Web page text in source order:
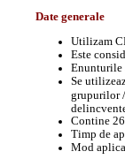
Date generale
Utilizam
Este
Enunturile
Se
grupurilor
Contine
Timp de
Mod